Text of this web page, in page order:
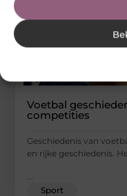
Voetbal
competities
Geschiedenis van
en rijke geschiedenis.
Sport